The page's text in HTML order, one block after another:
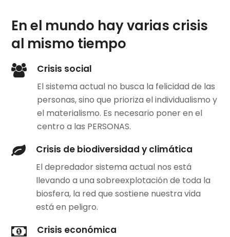
En el mundo hay varias crisis
al mismo tiempo
Crisis social
El sistema actual no busca la felicidad de las
personas, sino que prioriza el individualismo y
el materialismo. Es necesario poner en el
centro a las PERSONAS.
Crisis de biodiversidad y climática
El depredador sistema actual nos está
llevando a una sobreexplotación de toda la
biosfera, la red que sostiene nuestra vida
está en peligro.
Crisis económica